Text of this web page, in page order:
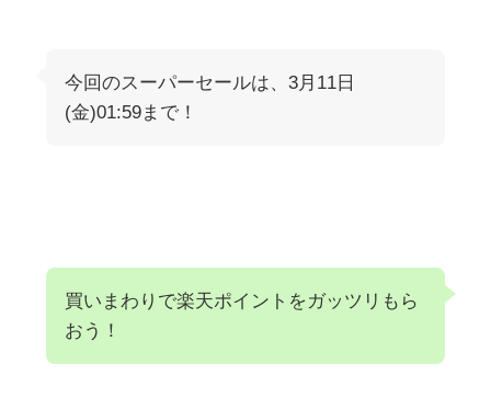
今回のスーパーセールは、3月11日
(金)01:59まで！
買いまわりで楽天ポイントをガッツリもら
おう！